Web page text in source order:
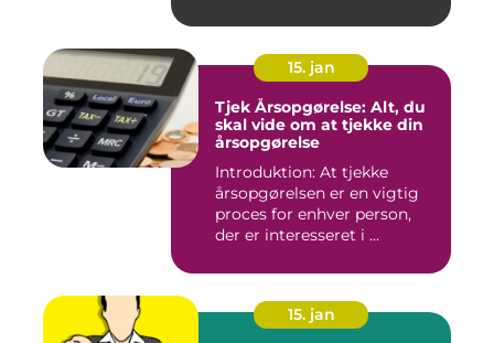
15. jan
Tjek Årsopgørelse: Alt, du
skal vide om at tjekke din
årsopgørelse
Introduktion: At tjekke
årsopgørelsen er en vigtig
proces for enhver person,
der er interesseret i ...
15. jan